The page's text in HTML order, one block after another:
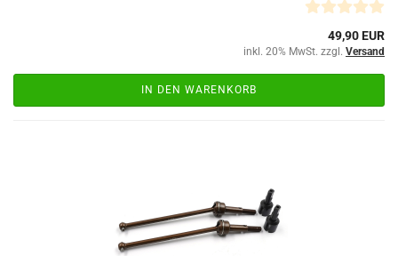
49,90 EUR
inkl. 20% MwSt. zzgl. Versand
IN DEN WARENKORB